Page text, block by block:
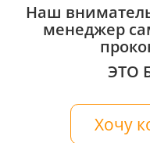
Наш
менеджер
ЭТО
Хочу